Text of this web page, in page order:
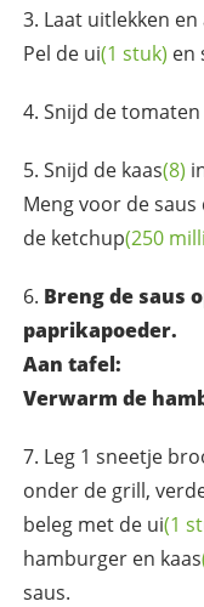
Laat uitlekken en
Pel de ui(1 stuk) en
Snijd de tomaten
Snijd de kaas(8)
Meng voor de saus
de ketchup(250
Breng de saus
paprikapoeder.
Aan tafel:
Verwarm de
Leg 1 sneetje
onder de grill,
beleg met de ui(1
hamburger en kaas
saus.